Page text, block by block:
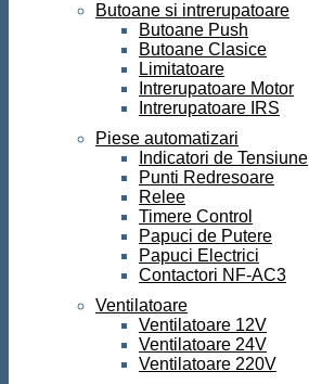
Butoane si intrerupatoare
Butoane Push
Butoane Clasice
Limitatoare
Intrerupatoare Motor
Intrerupatoare IRS
Piese automatizari
Indicatori de Tensiune
Punti Redresoare
Relee
Timere Control
Papuci de Putere
Papuci Electrici
Contactori NF-AC3
Ventilatoare
Ventilatoare 12V
Ventilatoare 24V
Ventilatoare 220V